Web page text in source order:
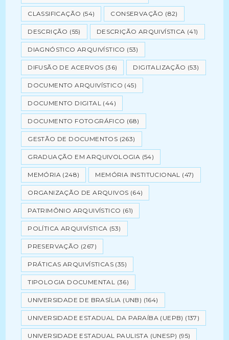
CLASSIFICAÇÃO (54) CONSERVAÇÃO (82)
DESCRIÇÃO (55) DESCRIÇÃO ARQUIVÍSTICA (41)
DIAGNÓSTICO ARQUIVÍSTICO (53)
DIFUSÃO DE ACERVOS (36) DIGITALIZAÇÃO (53)
DOCUMENTO ARQUIVÍSTICO (45)
DOCUMENTO DIGITAL (44)
DOCUMENTO FOTOGRÁFICO (68)
GESTÃO DE DOCUMENTOS (263)
GRADUAÇÃO EM ARQUIVOLOGIA (54)
MEMÓRIA (248) MEMÓRIA INSTITUCIONAL (47)
ORGANIZAÇÃO DE ARQUIVOS (64)
PATRIMÔNIO ARQUIVÍSTICO (61)
POLÍTICA ARQUIVÍSTICA (53)
PRESERVAÇÃO (267)
PRÁTICAS ARQUIVÍSTICAS (35)
TIPOLOGIA DOCUMENTAL (36)
UNIVERSIDADE DE BRASÍLIA (UNB) (164)
UNIVERSIDADE ESTADUAL DA PARAÍBA (UEPB) (137)
UNIVERSIDADE ESTADUAL PAULISTA (UNESP) (95)